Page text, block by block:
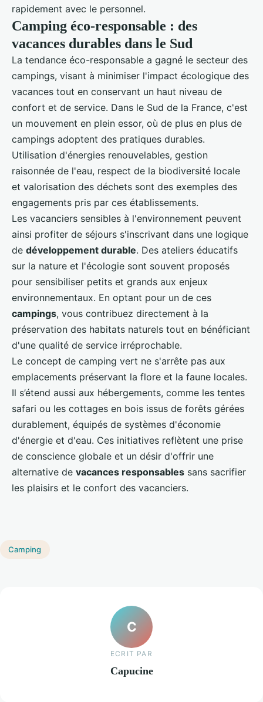
rapidement avec le personnel.
Camping éco-responsable : des
vacances durables dans le Sud
La tendance éco-responsable a gagné le secteur des
campings, visant à minimiser l'impact écologique des
vacances tout en conservant un haut niveau de
confort et de service. Dans le Sud de la France, c'est
un mouvement en plein essor, où de plus en plus de
campings adoptent des pratiques durables.
Utilisation d'énergies renouvelables, gestion
raisonnée de l'eau, respect de la biodiversité locale
et valorisation des déchets sont des exemples des
engagements pris par ces établissements.
Les vacanciers sensibles à l'environnement peuvent
ainsi profiter de séjours s'inscrivant dans une logique
de développement durable. Des ateliers éducatifs
sur la nature et l'écologie sont souvent proposés
pour sensibiliser petits et grands aux enjeux
environnementaux. En optant pour un de ces
campings, vous contribuez directement à la
préservation des habitats naturels tout en bénéficiant
d'une qualité de service irréprochable.
Le concept de camping vert ne s'arrête pas aux
emplacements préservant la flore et la faune locales.
Il s’étend aussi aux hébergements, comme les tentes
safari ou les cottages en bois issus de forêts gérées
durablement, équipés de systèmes d'économie
d'énergie et d'eau. Ces initiatives reflètent une prise
de conscience globale et un désir d'offrir une
alternative de vacances responsables sans sacrifier
les plaisirs et le confort des vacanciers.
Camping
C
ECRIT PAR
Capucine